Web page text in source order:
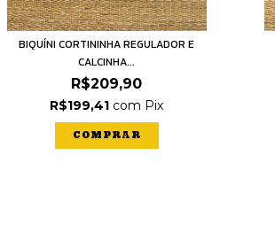
BIQUÍNI CORTININHA REGULADOR E
CALCINHA...
R$209,90
R$199,41 com Pix
COMPRAR